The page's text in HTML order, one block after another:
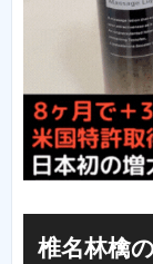
椎名林檎